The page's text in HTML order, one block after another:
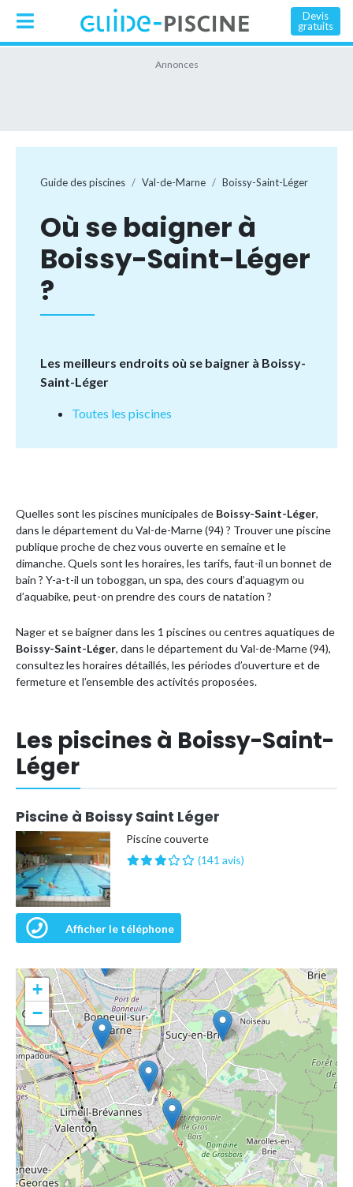
Devis
gratuits
Guide des piscines Val-de-Marne Boissy-Saint-Léger
Où se baigner à
Boissy-Saint-Léger
?
Les meilleurs endroits où se baigner à Boissy-
Saint-Léger
Toutes les piscines
Quelles sont les piscines municipales de Boissy-Saint-Léger,
dans le département du Val-de-Marne (94) ? Trouver une piscine
publique proche de chez vous ouverte en semaine et le
dimanche. Quels sont les horaires, les tarifs, faut-il un bonnet de
bain ? Y-a-t-il un toboggan, un spa, des cours d’aquagym ou
d’aquabike, peut-on prendre des cours de natation ?
Nager et se baigner dans les 1 piscines ou centres aquatiques de
Boissy-Saint-Léger, dans le département du Val-de-Marne (94),
consultez les horaires détaillés, les périodes d’ouverture et de
fermeture et l’ensemble des activités proposées.
Les piscines à Boissy-Saint-
Léger
Piscine à Boissy Saint Léger
Piscine couverte
(141 avis)
Afficher le téléphone
+
−